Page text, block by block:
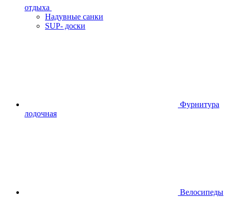
отдыха
Надувные санки
SUP- доски
Фурнитура
лодочная
Велосипеды